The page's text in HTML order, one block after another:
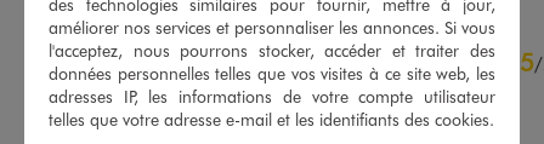
4.5/5 5/
Avis vérifié et récompensé
Très bien
améliorer nos services et personnaliser les annonces. Si vous
l'acceptez, nous pourrons stocker, accéder et traiter des
données personnelles telles que vos visites à ce site web, les
adresses IP, les informations de votre compte utilisateur
telles que votre adresse e-mail et les identifiants des cookies.